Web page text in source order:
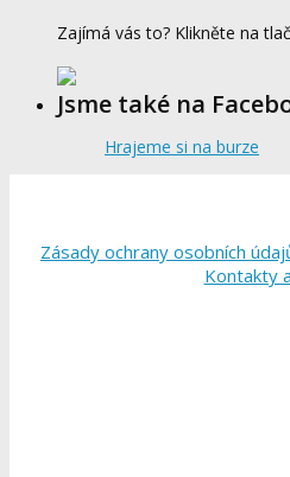
Zajímá vás to? Klikněte na
Jsme také na
Hrajeme si na burze
Zásady ochrany osobních
Kontakty